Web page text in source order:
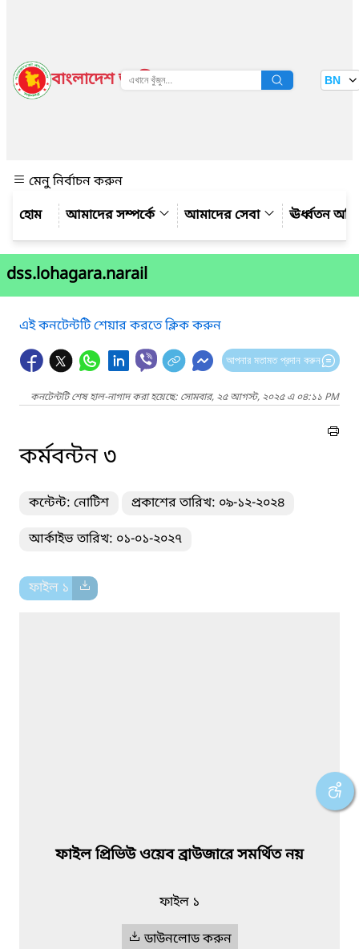
বাংলাদেশ জাতীয় তথ্য বাতায়ন BN
মেনু নির্বাচন করুন
আমাদের সম্পর্কে
আমাদের সেবা ঊর্ধ্বতন
dss.lohagara.narail
এই কনটেন্টটি শেয়ার করতে ক্লিক করুন
আপনার মতামত প্রদান করুন
কনটেন্টটি শেষ হাল-নাগাদ করা হয়েছে: সোমবার, ২৫ আগস্ট, ২০২৫ এ ০৪:১১ PM
কর্মবন্টন ৩
কন্টেন্ট: নোটিশ প্রকাশের তারিখ: ০৯-১২-২০২৪
আর্কাইভ তারিখ: ০১-০১-২০২৭
ফাইল ১
ফাইল প্রিভিউ ওয়েব ব্রাউজারে সমর্থিত নয়
ফাইল ১
ডাউনলোড করুন